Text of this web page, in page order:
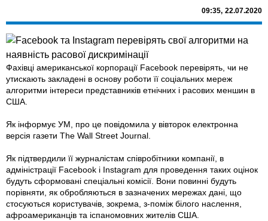
09:35, 22.07.2020
Фахівці американської корпорації Facebook перевірять, чи не
утискають закладені в основу роботи її соціальних мереж
алгоритми інтереси представників етнічних і расових меншин в
США.
Як інформує УМ, про це повідомила у вівторок електронна
версія газети The Wall Street Journal.
Як підтвердили її журналістам співробітники компанії, в
адміністрації Facebook і Instagram для проведення таких оцінок
будуть сформовані спеціальні комісії. Вони повинні будуть
порівняти, як обробляються в зазначених мережах дані, що
стосуються користувачів, зокрема, з-поміж білого наслення,
афроамериканців та іспаномовних жителів США.